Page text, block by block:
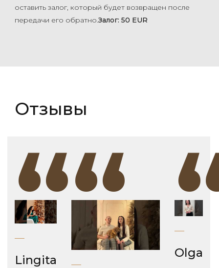
оставить залог, который будет возвращен после
передачи его обратно.Залог: 50 EUR
Отзывы
“
Lingita “ Olga